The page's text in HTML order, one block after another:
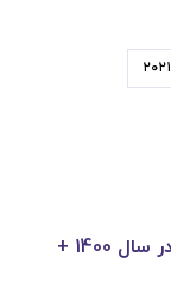
هزینه و شرایط ارسال گربه با اتوبوس در سال 1400 +